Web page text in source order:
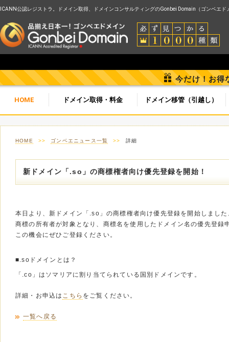
ICANN公認レジストラ。ドメイン取得、ドメインコンサルティングのGonbei Domain（ゴンベエド
今だけ！お得
HOME ドメイン取得・料金 ドメイン移管（引越し）
HOME >> ゴンベエニュース一覧 >> 詳細
新ドメイン「.so」の商標権者向け優先登録を開始！
本日より、新ドメイン「.so」の商標権者向け優先登録を開始しました
商標の所有者が対象となり、商標名を使用したドメイン名の優先登録
この機会にぜひご登録ください。
■.soドメインとは？
「.co」はソマリアに割り当てられている国別ドメインです。
詳細・お申込は こちら をご覧ください。
一覧へ戻る